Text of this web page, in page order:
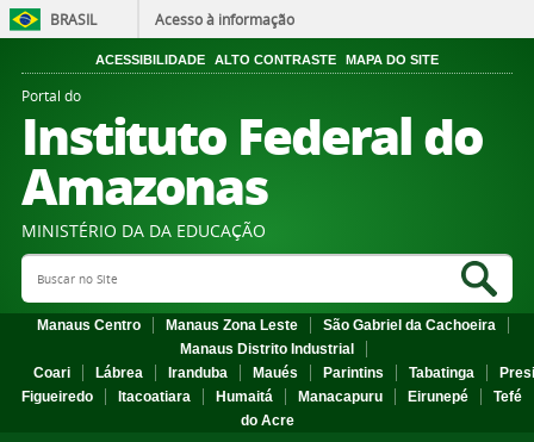
BRASIL Acesso à informação
ACESSIBILIDADE ALTO CONTRASTE MAPA DO SITE
Portal do
Instituto Federal do
Amazonas
MINISTÉRIO DA DA EDUCAÇÃO
Search Site
Manaus Centro Manaus Zona Leste
São Gabriel da Cachoeira
Manaus Distrito Industrial
Coari
Lábrea Iranduba Maués Parintins Tabatinga
Figueiredo
Itacoatiara Humaitá Manacapuru Eirunepé
Tefé
do Acre